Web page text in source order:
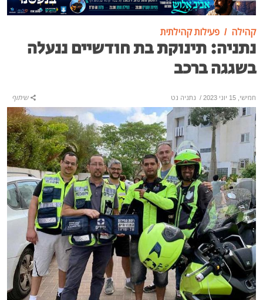
קהילה פעילות קהילתית
נתניה: תינוקת בת חודשיים ננעלה
בשגגה ברכב
חמישי, 15 יוני 2023 / נתניה נט שיתוף